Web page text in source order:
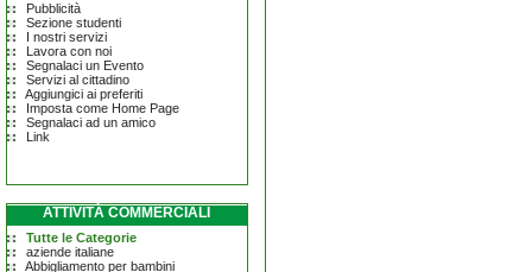
Pubblicità
Sezione studenti
I nostri servizi
Lavora con noi
Segnalaci un Evento
Servizi al cittadino
Aggiungici ai preferiti
Imposta come Home Page
Segnalaci ad un amico
Link
ATTIVITÀ COMMERCIALI
Tutte le Categorie
aziende italiane
Abbigliamento per bambini